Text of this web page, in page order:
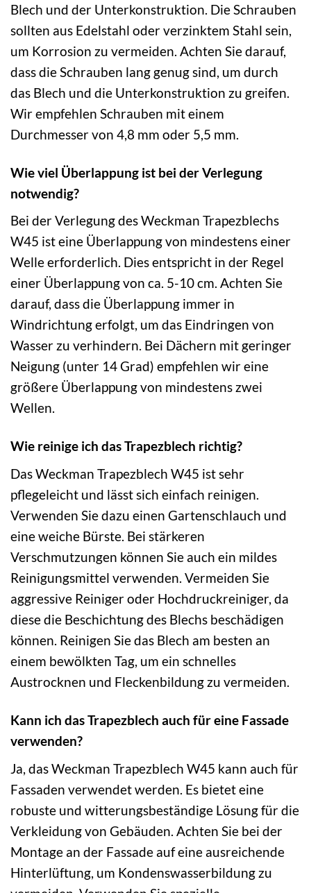
Blech und der Unterkonstruktion. Die Schrauben
sollten aus Edelstahl oder verzinktem Stahl sein,
um Korrosion zu vermeiden. Achten Sie darauf,
dass die Schrauben lang genug sind, um durch
das Blech und die Unterkonstruktion zu greifen.
Wir empfehlen Schrauben mit einem
Durchmesser von 4,8 mm oder 5,5 mm.
Wie viel Überlappung ist bei der Verlegung
notwendig?
Bei der Verlegung des Weckman Trapezblechs
W45 ist eine Überlappung von mindestens einer
Welle erforderlich. Dies entspricht in der Regel
einer Überlappung von ca. 5-10 cm. Achten Sie
darauf, dass die Überlappung immer in
Windrichtung erfolgt, um das Eindringen von
Wasser zu verhindern. Bei Dächern mit geringer
Neigung (unter 14 Grad) empfehlen wir eine
größere Überlappung von mindestens zwei
Wellen.
Wie reinige ich das Trapezblech richtig?
Das Weckman Trapezblech W45 ist sehr
pflegeleicht und lässt sich einfach reinigen.
Verwenden Sie dazu einen Gartenschlauch und
eine weiche Bürste. Bei stärkeren
Verschmutzungen können Sie auch ein mildes
Reinigungsmittel verwenden. Vermeiden Sie
aggressive Reiniger oder Hochdruckreiniger, da
diese die Beschichtung des Blechs beschädigen
können. Reinigen Sie das Blech am besten an
einem bewölkten Tag, um ein schnelles
Austrocknen und Fleckenbildung zu vermeiden.
Kann ich das Trapezblech auch für eine Fassade
verwenden?
Ja, das Weckman Trapezblech W45 kann auch für
Fassaden verwendet werden. Es bietet eine
robuste und witterungsbeständige Lösung für die
Verkleidung von Gebäuden. Achten Sie bei der
Montage an der Fassade auf eine ausreichende
Hinterlüftung, um Kondenswasserbildung zu